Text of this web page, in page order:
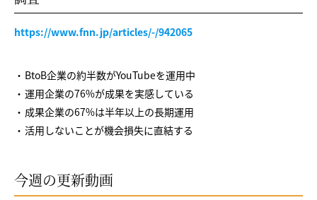
https://www.fnn.jp/articles/-/942065
BtoB企業の約半数がYouTubeを運用中
運用企業の76%が成果を実感している
成果企業の67%は半年以上の長期運用
活用しないことが機会損失に直結する
今週の更新動画